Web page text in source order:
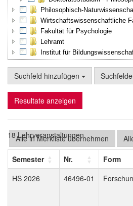
Philosophisch-
Wirtschaftswissenschaftliche
Fakultät für Psychologie
Lehramt
Institut für
Suchfeld hinzufügen
Resultate anzeigen
Alle in Merkliste übernehmen
18 Lehrveranstaltungen
Semester Nr. Form
HS 2026
46496-01